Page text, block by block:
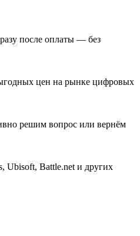
после оплаты — без
цен на рынке цифровых
решим вопрос или вернём
Ubisoft, Battle.net и других